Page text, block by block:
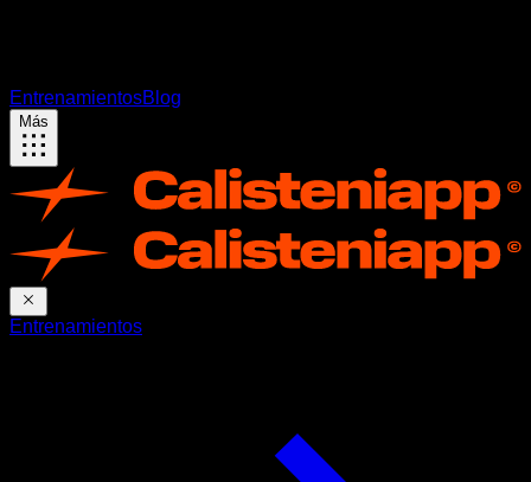
EntrenamientosBlog
Más
Entrenamientos